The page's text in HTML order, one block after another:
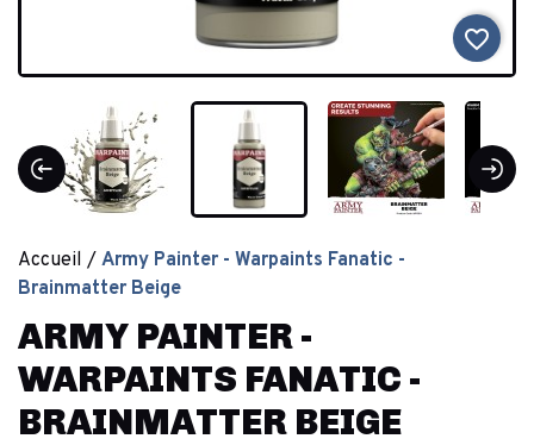
favorite_border
Accueil
Army Painter - Warpaints Fanatic -
Brainmatter Beige
ARMY PAINTER -
WARPAINTS FANATIC -
BRAINMATTER BEIGE